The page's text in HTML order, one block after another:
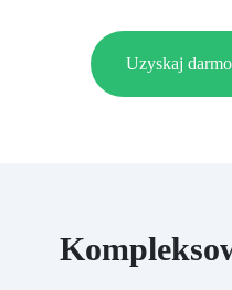
Uzyskaj